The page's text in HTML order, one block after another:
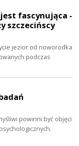
fascynująca -
szczecińscy
jezior od noworodka
podczas
powinni być objęci